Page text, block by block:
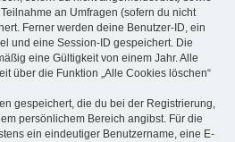
an Umfragen (sofern du nicht
Ferner werden deine Benutzer-ID, ein
und eine Session-ID gespeichert. Die
eine Gültigkeit von einem Jahr. Alle
über die Funktion „Alle Cookies löschen“
gespeichert, die du bei der Registrierung,
persönlichem Bereich angibst. Für die
ein eindeutiger Benutzername, eine E-